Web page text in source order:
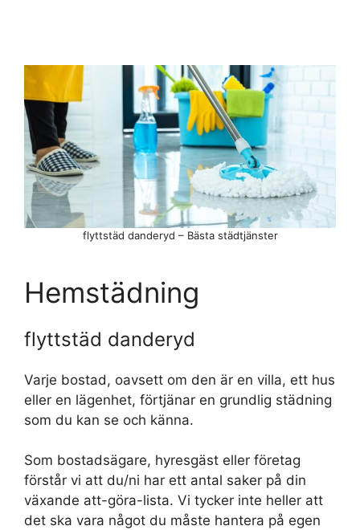
flyttstäd danderyd – Bästa städtjänster
Hemstädning
flyttstäd danderyd
Varje bostad, oavsett om den är en villa, ett hus
eller en lägenhet, förtjänar en grundlig städning
som du kan se och känna.
Som bostadsägare, hyresgäst eller företag
förstår vi att du/ni har ett antal saker på din
växande att-göra-lista. Vi tycker inte heller att
det ska vara något du måste hantera på egen